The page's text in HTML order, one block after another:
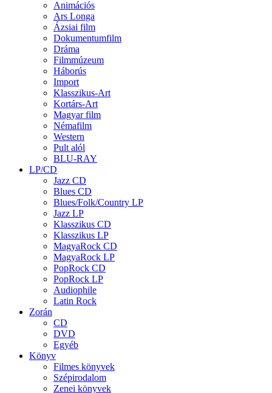
Animációs
Ars Longa
Ázsiai film
Dokumentumfilm
Dráma
Filmmúzeum
Háborús
Import
Klasszikus-Art
Kortárs-Art
Magyar film
Némafilm
Western
Pult alól
BLU-RAY
LP/CD
Jazz CD
Blues CD
Blues/Folk/Country LP
Jazz LP
Klasszikus CD
Klasszikus LP
MagyaRock CD
MagyaRock LP
PopRock CD
PopRock LP
Audiophile
Latin Rock
Zorán
CD
DVD
Egyéb
Könyv
Filmes könyvek
Szépirodalom
Zenei könyvek